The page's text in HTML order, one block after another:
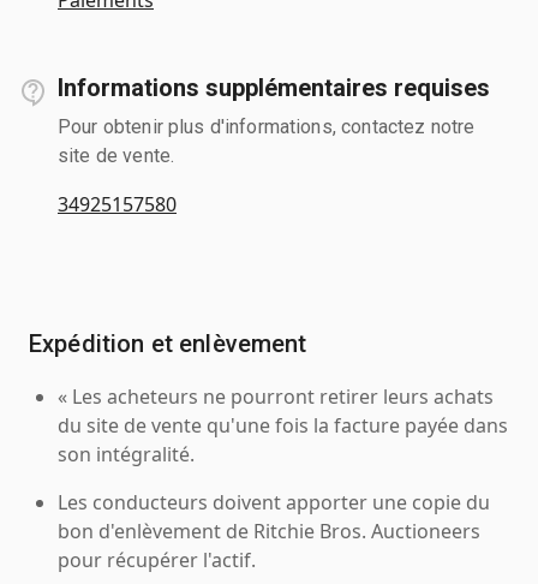
Informations supplémentaires requises
Pour obtenir plus d'informations, contactez notre
site de vente.
34925157580
Expédition et enlèvement
« Les acheteurs ne pourront retirer leurs achats
du site de vente qu'une fois la facture payée dans
son intégralité.
Les conducteurs doivent apporter une copie du
bon d'enlèvement de Ritchie Bros. Auctioneers
pour récupérer l'actif.